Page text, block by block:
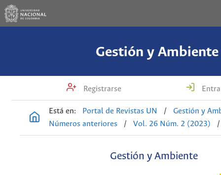
Gestión y Ambiente
Registrarse
Está en: Portal de Revistas UN /
Gestión y
Números anteriores
/ Vol. 26 Núm. 2 (2023) /
Gestión y Ambiente